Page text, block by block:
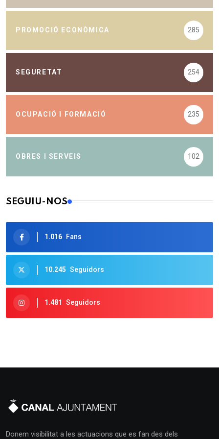
PROMOCIÓ ECONÒMICA 285
SEGURETAT 254
OCUPACIÓ I FORMACIÓ 235
OBRES I SERVEIS 102
SEGUIU-NOS
1.016 Fans
10.245 Seguidors
1.481 Seguidors
Donem visibilitat a les actuacions que es fan des dels